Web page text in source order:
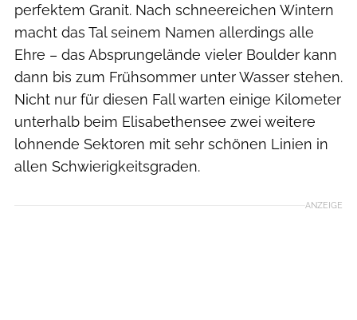
perfektem Granit. Nach schneereichen Wintern
macht das Tal seinem Namen allerdings alle
Ehre – das Absprungelände vieler Boulder kann
dann bis zum Frühsommer unter Wasser stehen.
Nicht nur für diesen Fall warten einige Kilometer
unterhalb beim Elisabethensee zwei weitere
lohnende Sektoren mit sehr schönen Linien in
allen Schwierigkeitsgraden.
ANZEIGE